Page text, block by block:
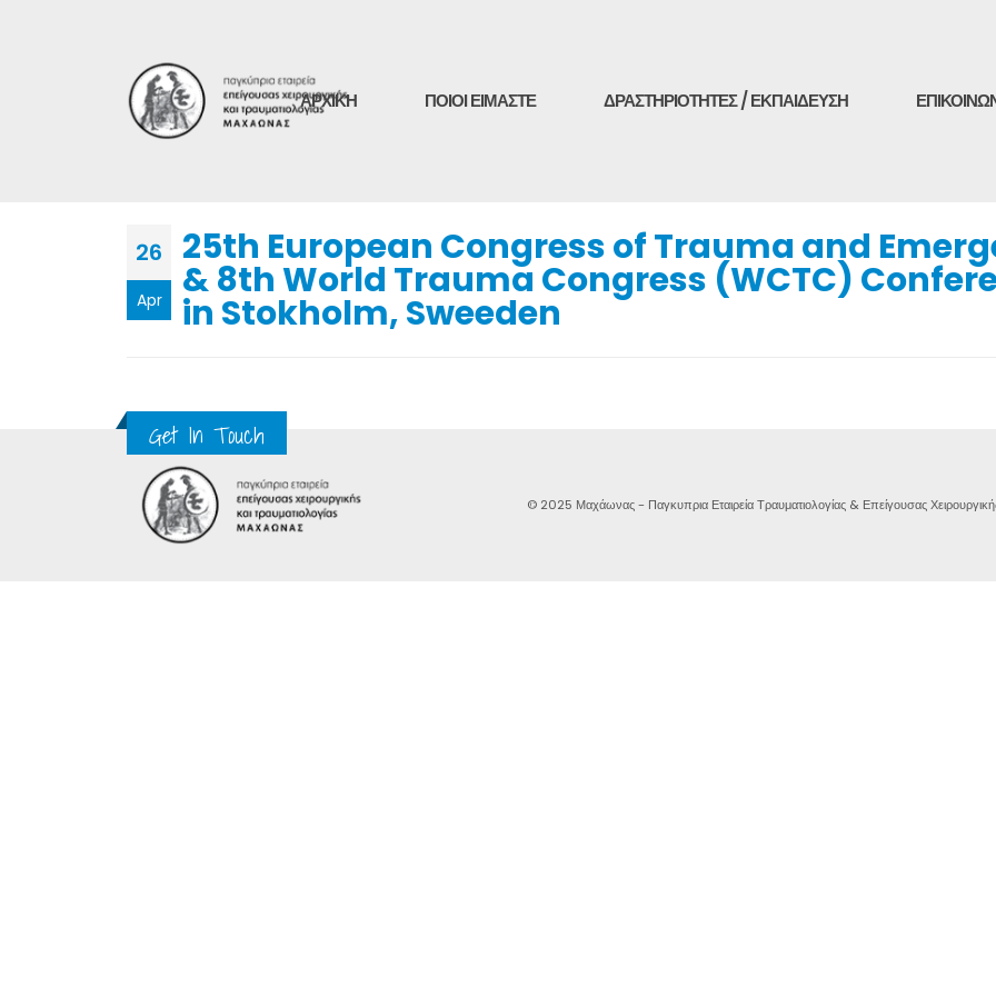
ΑΡΧΙΚΗ ΠΟΙΟΙ ΕΙΜΑΣΤΕ ΔΡΑΣΤΗΡΙΟΤΗΤΕΣ / ΕΚΠΑΙΔΕΥΣΗ
26
Apr
25th European Congress of Trauma and
& 8th World Trauma Congress (WCTC)
in Stokholm, Sweeden
Get In Touch
© 2025 Μαχάωνας - Παγκυπρια Εταιρεία Τραυματιολογίας & Επείγουσας